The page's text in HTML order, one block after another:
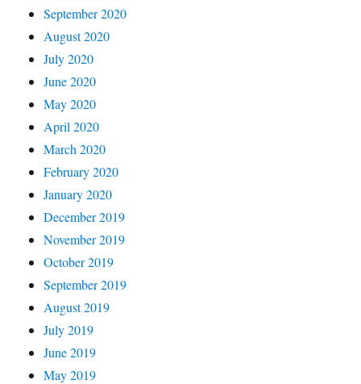
September 2020
August 2020
July 2020
June 2020
May 2020
April 2020
March 2020
February 2020
January 2020
December 2019
November 2019
October 2019
September 2019
August 2019
July 2019
June 2019
May 2019